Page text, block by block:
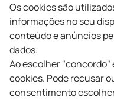
Celorico da Beira
Idanha-a-Nova
Os cookies são
informações no seu
conteúdo e anúncios
dados.
Ao escolher
cookies. Pode recusar
consentimento